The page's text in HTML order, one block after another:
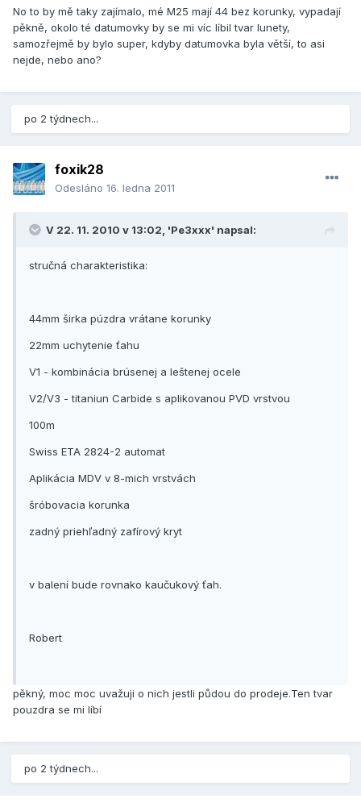
No to by mě taky zajímalo, mé M25 mají 44 bez korunky, vypadají
pěkně, okolo té datumovky by se mi víc líbil tvar lunety,
samozřejmě by bylo super, kdyby datumovka byla větší, to asi
nejde, nebo ano?
po 2 týdnech...
foxik28
Odesláno 16. ledna 2011
V 22. 11. 2010 v 13:02, 'Pe3xxx' napsal:
stručná charakteristika:
44mm širka púzdra vrátane korunky
22mm uchytenie ťahu
V1 - kombinácia brúsenej a leštenej ocele
V2/V3 - titaniun Carbide s aplikovanou PVD vrstvou
100m
Swiss ETA 2824-2 automat
Aplikácia MDV v 8-mich vrstvách
šróbovacia korunka
zadný priehľadný zafírový kryt
v balení bude rovnako kaučukový ťah.
Robert
pěkný, moc moc uvažuji o nich jestli půdou do prodeje.Ten tvar
pouzdra se mi líbí
po 2 týdnech...